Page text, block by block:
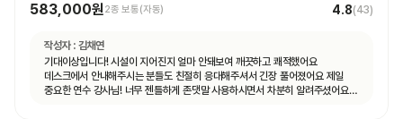
583,000원2종 보통(자동) 4.8(43)
작성자 : 김채연
기대이상입니다! 시설이 지어진지 얼마 안돼보여 깨끗하고 쾌적했어요
데스크에서 안내해주시는 분들도 친절히 응대해주셔서 긴장 풀어졌어요 제일
중요한 연수 강사님! 너무 젠틀하게 존댓말 사용하시면서 차분히 알려주셨어요